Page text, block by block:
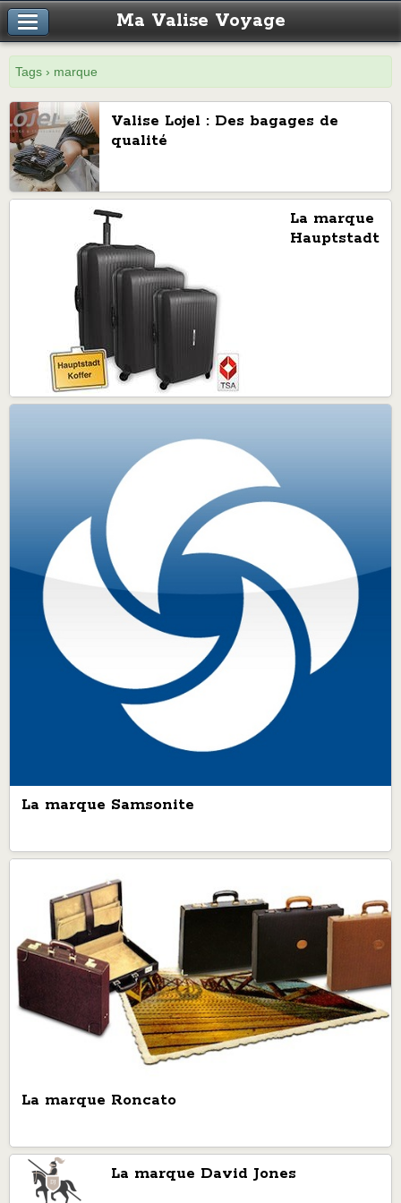
Ma Valise Voyage
Tags › marque
Valise Lojel : Des bagages de
qualité
La marque
La marque Samsonite
La marque Roncato
La marque David Jones